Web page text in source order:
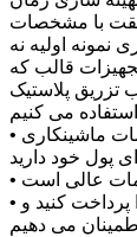
با مشخصات
نمونه اولیه نه
قالب که
پلاستیک
• خدمات ماشینکاری CNC ما مزایای فراوانی را ارائه می دهیم و
• ما از شما نمی خواهیم که هزینه های بالای تهیه را پرداخت کنید و